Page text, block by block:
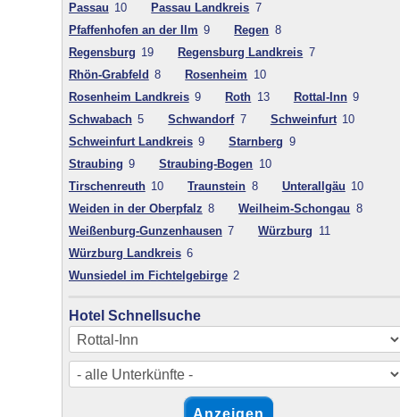
Passau 10 Passau Landkreis 7
Pfaffenhofen an der Ilm 9 Regen 8
Regensburg 19 Regensburg Landkreis 7
Rhön-Grabfeld 8 Rosenheim 10
Rosenheim Landkreis 9 Roth 13 Rottal-Inn 9
Schwabach 5 Schwandorf 7 Schweinfurt 10
Schweinfurt Landkreis 9 Starnberg 9
Straubing 9 Straubing-Bogen 10
Tirschenreuth 10 Traunstein 8 Unterallgäu 10
Weiden in der Oberpfalz 8 Weilheim-Schongau 8
Weißenburg-Gunzenhausen 7 Würzburg 11
Würzburg Landkreis 6
Wunsiedel im Fichtelgebirge 2
Hotel Schnellsuche